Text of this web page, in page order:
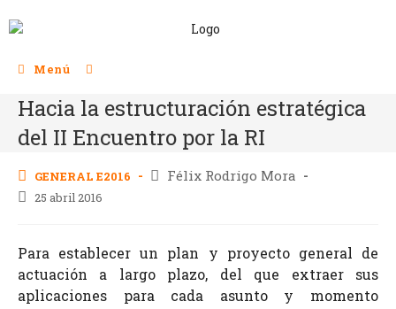
Menú
Hacia la estructuración estratégica
del II Encuentro por la RI
GENERAL E2016 Félix Rodrigo Mora
25 abril 2016
Para establecer un plan y proyecto general de
actuación a largo plazo, del que extraer sus
aplicaciones para cada asunto y momento